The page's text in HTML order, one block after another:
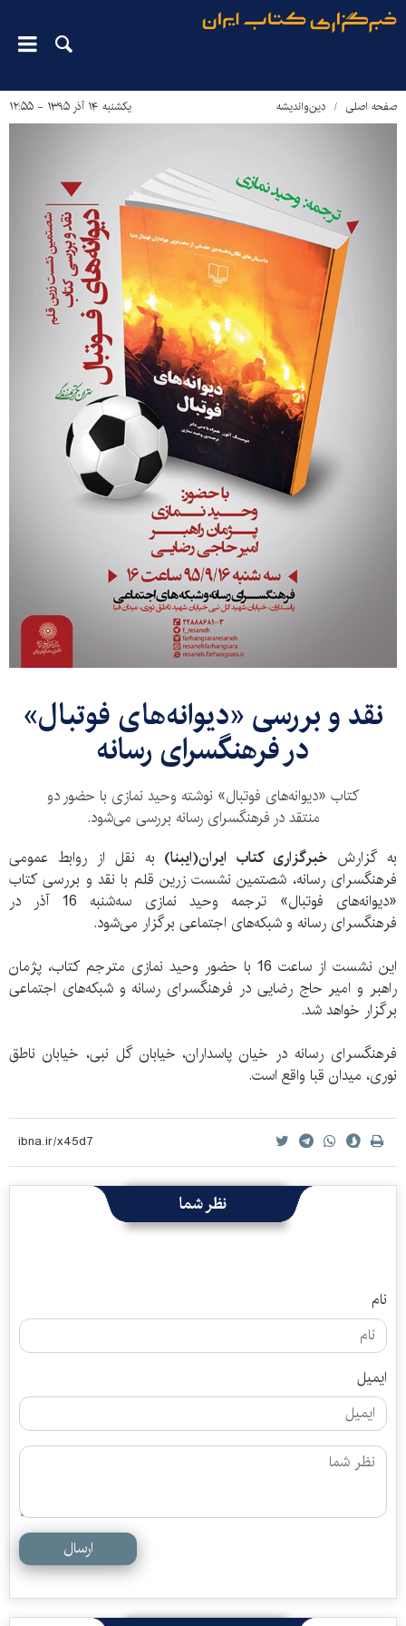
صفحه اصلی دین‌واندیشه یکشنبه ۱۴ آذر ۱۳۹۵ - ۱۲:۵۵
نقد و بررسی «دیوانه‌های فوتبال»
در فرهنگسرای رسانه
کتاب «دیوانه‌های فوتبال» نوشته وحید نمازی با حضور دو
منتقد در فرهنگسرای رسانه بررسی می‌شود.
به گزارش خبرگزاری کتاب ایران(ایبنا) به نقل از روابط عمومی
فرهنگسرای رسانه، شصتمین نشست زرین قلم با نقد و بررسی کتاب
«دیوانه‌های فوتبال» ترجمه وحید نمازی سه‌شنبه 16 آذر در
فرهنگسرای رسانه و شبکه‌های اجتماعی برگزار می‌شود.
این نشست از ساعت 16 با حضور وحید نمازی مترجم کتاب، پژمان
راهبر و امیر حاج رضایی در فرهنگسرای رسانه و شبکه‌های اجتماعی
برگزار خواهد شد.
فرهنگسرای رسانه در خیان پاسداران، خیابان گل نبی، خیابان ناطق
نوری، میدان قبا واقع است.
نظر شما
نام
ایمیل
ارسال